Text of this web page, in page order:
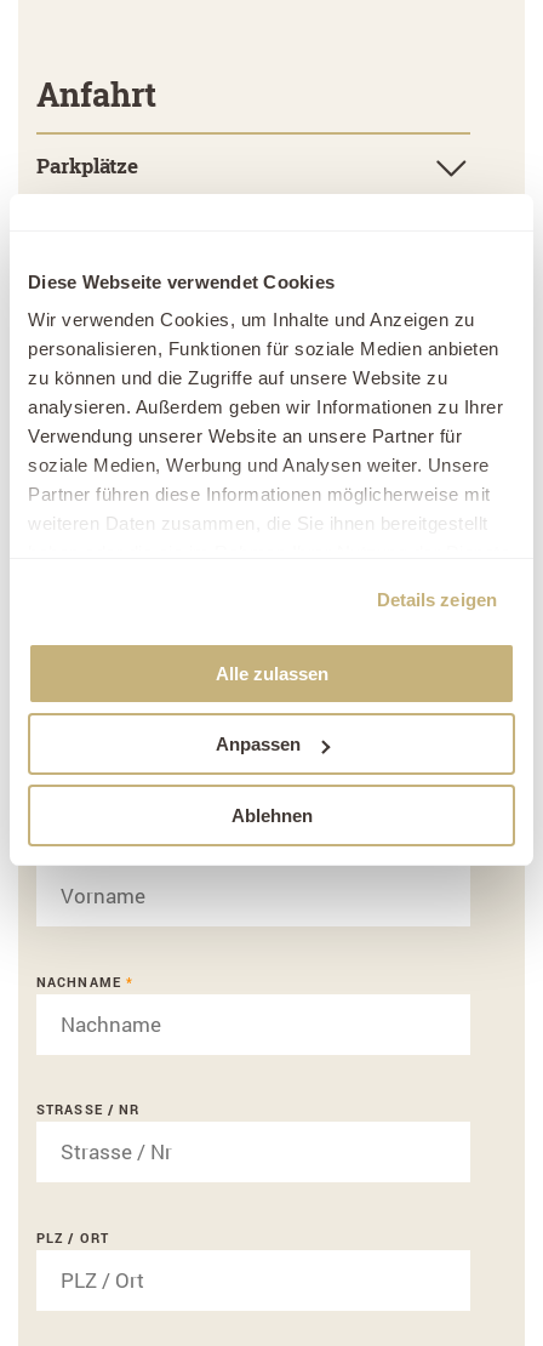
Diese Webseite verwendet Cookies
Wir verwenden Cookies, um Inhalte und Anzeigen zu
personalisieren, Funktionen für soziale Medien anbieten
zu können und die Zugriffe auf unsere Website zu
analysieren. Außerdem geben wir Informationen zu Ihrer
Verwendung unserer Website an unsere Partner für
soziale Medien, Werbung und Analysen weiter. Unsere
Partner führen diese Informationen möglicherweise mit
weiteren Daten zusammen, die Sie ihnen bereitgestellt
Details zeigen
Alle zulassen
Anpassen
Ablehnen
Anfahrt
Parkplätze
Anreise mit dem Zug
--- Bitte auswählen ---
Frau
NACHNAME *
STRASSE / NR
PLZ / ORT